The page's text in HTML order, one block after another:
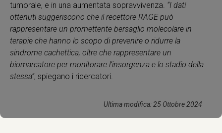
Ultima modifica: 25 Ottobre 2024
tumorale, e in una aumentata sopravvivenza. “I dati
ottenuti suggeriscono che il recettore RAGE può
rappresentare un promettente bersaglio molecolare in
terapie che hanno lo scopo di prevenire o ridurre la
sindrome cachettica, oltre che rappresentare un
biomarcatore per monitorare l’insorgenza e lo stadio della
stessa”, spiegano i ricercatori.